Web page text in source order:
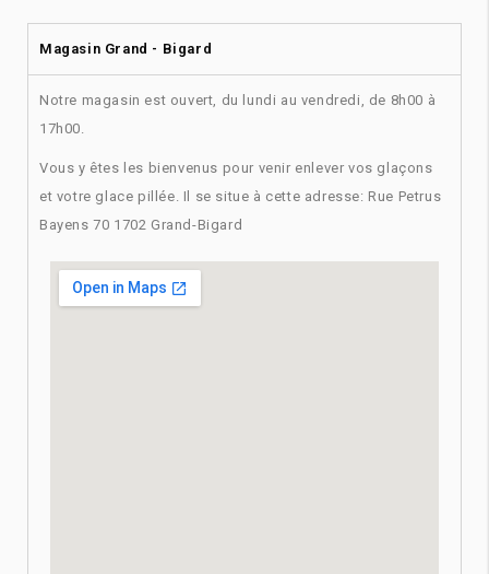
Magasin​ Grand - Bigard
Notre magasin est ouvert, du lundi au vendredi, de 8h00 à
17h00.
Vous y êtes les bienvenus pour venir enlever vos glaçons
et votre glace pillée. Il se situe à cette adresse: Rue Petrus
Bayens 70 1702 Grand-Bigard